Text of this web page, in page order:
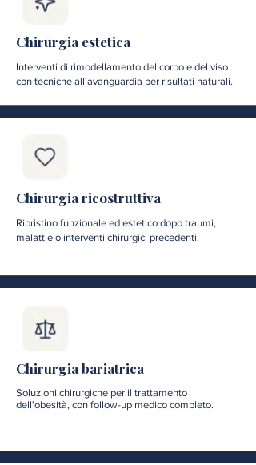
Chirurgia estetica
Interventi di rimodellamento del corpo e del viso
con tecniche all'avanguardia per risultati naturali.
Chirurgia ricostruttiva
Ripristino funzionale ed estetico dopo traumi,
malattie o interventi chirurgici precedenti.
Chirurgia bariatrica
Soluzioni chirurgiche per il trattamento
dell'obesità, con follow-up medico completo.